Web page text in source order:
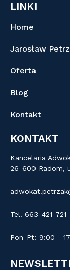
KONTAKT
Kancelaria
26-600 Radom,
Tel. 663-421-721
Pon-Pt: 9:00 -
LINKI
Home
Jarosław
Oferta
Blog
Kontakt